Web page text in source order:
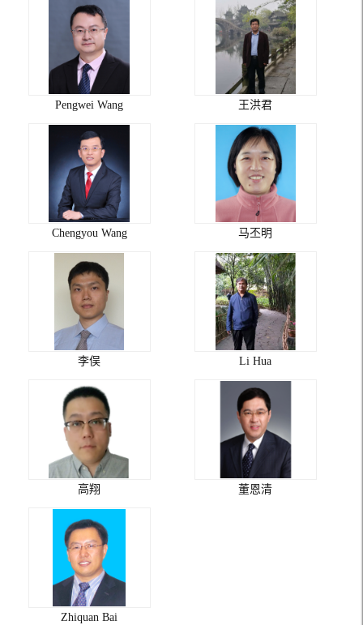
Pengwei Wang 王洪君
Chengyou Wang 马丕明
李俣 Li Hua
高翔 董恩清
Zhiquan Bai